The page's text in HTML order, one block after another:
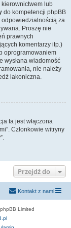
kierownictwem lub
do kompetencji phpBB
odpowiedzialnością za
Proszę nie
prawnych
komentarzy itp.)
oprogramowaniem
wysłana wiadomość
nie należy
lakoniczna.
ta jest włączona
Członkowie witryny
Przejdź do
Kontakt z nami
Limited